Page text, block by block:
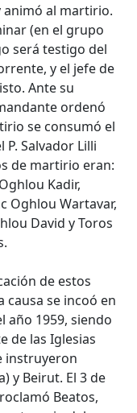
animó al martirio.
(en el grupo
será testigo del
y el jefe de
Ante su
ordenó
se consumó el
Salvador Lilli
de martirio eran:
Kadir,
Oghlou Wartavar,
David y Toros
de estos
causa se incoó en
año 1959, siendo
de las Iglesias
instruyeron
y Beirut. El 3 de
Beatos,